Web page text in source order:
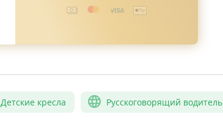
Детские кресла Русскоговорящий водитель